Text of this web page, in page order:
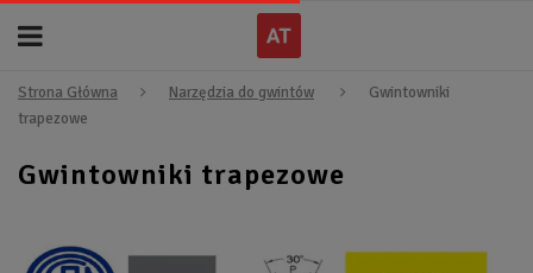
Strona Główna Narzędzia do gwintów
Gwintowniki
trapezowe
Gwintowniki trapezowe